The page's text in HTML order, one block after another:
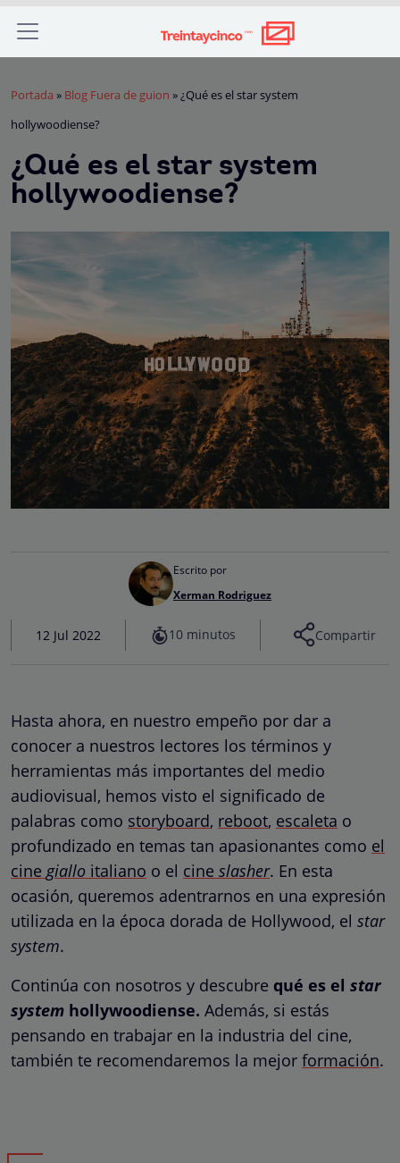
Portada » Blog Fuera de guion »¿Qué es el star system
hollywoodiense?
¿Qué es el star system
hollywoodiense?
Escrito por
Xerman Rodriguez
12 Jul 2022 10 minutos Compartir
Hasta ahora, en nuestro empeño por dar a
conocer a nuestros lectores los términos y
herramientas más importantes del medio
audiovisual, hemos visto el significado de
palabras como storyboard, reboot, escaleta o
profundizado en temas tan apasionantes como el
cine giallo italiano o el cine slasher. En esta
ocasión, queremos adentrarnos en una expresión
utilizada en la época dorada de Hollywood, el star
system.
Continúa con nosotros y descubre qué es el star
system hollywoodiense. Además, si estás
pensando en trabajar en la industria del cine,
también te recomendaremos la mejor formación.